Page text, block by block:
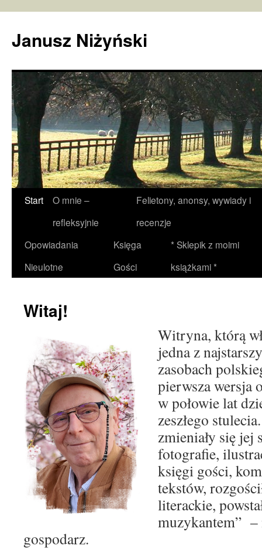
Janusz Niżyński
Przejdź
treści
Start
O mnie –
refleksyjnie
Felietony, anonsy, wywiady i
recenzje
Opowiadania
Nieulotne
Księga
Gości
* Sklepik z moimi
książkami *
Witaj!
Witryna, którą
jedna z
zasobach
pierwsza wersja
w połowie lat
zeszłego
zmieniały się jej
fotografie,
księgi gości,
tekstów,
literackie,
muzykantem” –
gospodarz.